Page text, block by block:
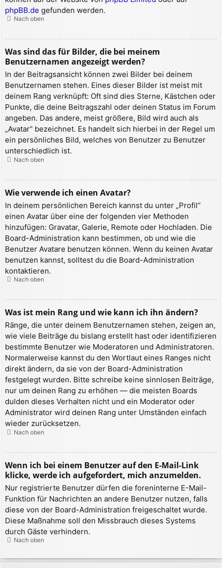
phpBB.de gefunden werden.
Nach oben
Was sind das für Bilder, die bei meinem
Benutzernamen angezeigt werden?
In der Beitragsansicht können zwei Bilder bei deinem
Benutzernamen stehen. Eines dieser Bilder ist meist mit
deinem Rang verknüpft: Oft sind dies Sterne, Kästchen oder
Punkte, die deine Beitragszahl oder deinen Status im Forum
angeben. Das andere, meist größere, Bild wird auch als
„Avatar“ bezeichnet. Es handelt sich hierbei in der Regel um
ein persönliches Bild, welches von Benutzer zu Benutzer
unterschiedlich ist.
Nach oben
Wie verwende ich einen Avatar?
In deinem persönlichen Bereich kannst du unter „Profil“
einen Avatar über eine der folgenden vier Methoden
hinzufügen: Gravatar, Galerie, Remote oder Hochladen. Die
Board-Administration kann bestimmen, ob und wie die
Benutzer Avatare benutzen können. Wenn du keinen Avatar
benutzen kannst, solltest du die Board-Administration
kontaktieren.
Nach oben
Was ist mein Rang und wie kann ich ihn ändern?
Ränge, die unter deinem Benutzernamen stehen, zeigen an,
wie viele Beiträge du bislang erstellt hast oder identifizieren
bestimmte Benutzer wie Moderatoren und Administratoren.
Normalerweise kannst du den Wortlaut eines Ranges nicht
direkt ändern, da sie von der Board-Administration
festgelegt wurden. Bitte schreibe keine sinnlosen Beiträge,
nur um deinen Rang zu erhöhen — die meisten Boards
dulden dieses Verhalten nicht und ein Moderator oder
Administrator wird deinen Rang unter Umständen einfach
wieder zurücksetzen.
Nach oben
Wenn ich bei einem Benutzer auf den E-Mail-Link
klicke, werde ich aufgefordert, mich anzumelden.
Nur registrierte Benutzer dürfen die foreninterne E-Mail-
Funktion für Nachrichten an andere Benutzer nutzen, falls
diese von der Board-Administration freigeschaltet wurde.
Diese Maßnahme soll den Missbrauch dieses Systems
durch Gäste verhindern.
Nach oben